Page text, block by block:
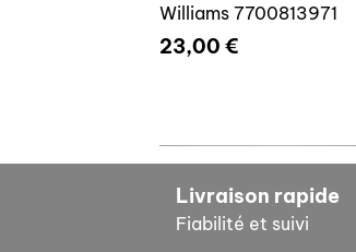
Williams 7700813971
Prix
23,00 €
7700804635
Livraison rapide
Fiabilité et suivi